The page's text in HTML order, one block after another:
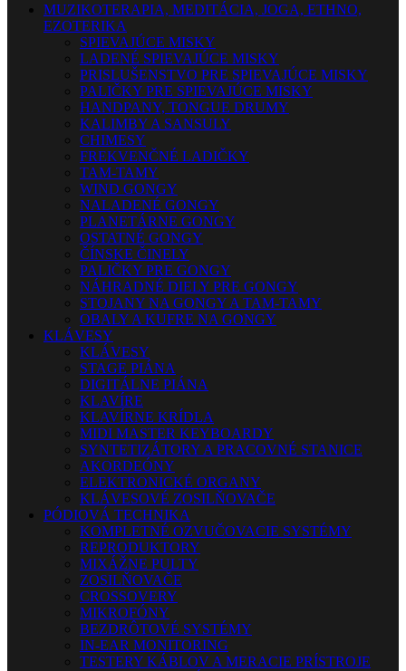
MUZIKOTERAPIA, MEDITÁCIA, JOGA, ETHNO,
EZOTERIKA
SPIEVAJÚCE MISKY
LADENÉ SPIEVAJÚCE MISKY
PRISLUŠENSTVO PRE SPIEVAJÚCE MISKY
PALIČKY PRE SPIEVAJÚCE MISKY
HANDPANY, TONGUE DRUMY
KALIMBY A SANSULY
CHIMESY
FREKVENČNÉ LADIČKY
TAM-TAMY
WIND GONGY
NALADENÉ GONGY
PLANETÁRNE GONGY
OSTATNÉ GONGY
ČÍNSKE ČINELY
PALIČKY PRE GONGY
NÁHRADNÉ DIELY PRE GONGY
STOJANY NA GONGY A TAM-TAMY
OBALY A KUFRE NA GONGY
KLÁVESY
KLÁVESY
STAGE PIÁNA
DIGITÁLNE PIÁNA
KLAVÍRE
KLAVÍRNE KRÍDLA
MIDI MASTER KEYBOARDY
SYNTETIZÁTORY A PRACOVNÉ STANICE
AKORDEÓNY
ELEKTRONICKÉ ORGANY
KLÁVESOVÉ ZOSILŇOVAČE
PÓDIOVÁ TECHNIKA
KOMPLETNÉ OZVUČOVACIE SYSTÉMY
REPRODUKTORY
MIXÁŽNE PULTY
ZOSILŇOVAČE
CROSSOVERY
MIKROFÓNY
BEZDRÔTOVÉ SYSTÉMY
IN-EAR MONITORING
TESTERY KÁBLOV A MERACIE PRÍSTROJE